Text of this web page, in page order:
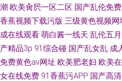
潮 欧美肏屄一区二区 国产乱伦免
香蕉视频下载污版 三级黄色视频网
成在线观看 萌白酱一线天 乱伦五
产精品3p 91综合碰 国产乱女乱 成
免费黄色av网址 欧美肥老妇 欧美
女在线免费 91香蕉污APP 国产高